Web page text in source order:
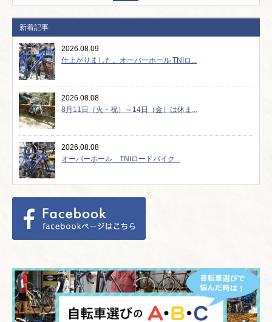
新着記事
2026.08.09
仕上がりました。オーバーホール TNIロ...
2026.08.08
8月11日（火・祝）～14日（金）は休ま...
2026.08.08
オーバーホール TNIロードバイク...